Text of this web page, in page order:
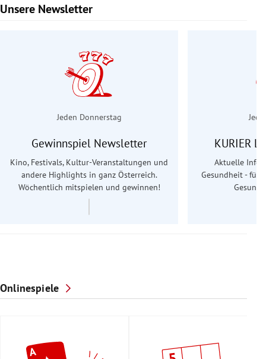
Unsere Newsletter
Slide 1 von 6
Jeden Donnerstag
Gewinnspiel Newsletter
Kino, Festivals, Kultur-Veranstaltungen und
andere Highlights in ganz Österreich.
Wöchentlich mitspielen und gewinnen!
KURIER
Aktuelle
Gesundheit - für
Onlinespiele